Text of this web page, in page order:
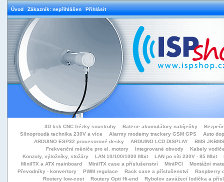
Úvod Zákazník: nepřihlášen Přihlásit
3D tisk CNC frézky soustruhy Baterie akumulátory nabíječky
Silnoproudá technika 230V a více
Alarmy modemy trackery GSM GPS
Auto
ARDUINO ESP32 procesorové desky
ARDUINO LCD DISPLAY
BMS
Frekvenční měniče pro el. motory
Integrované obvody
Kabely
Konzoly, výložníky, stožáry
LAN 10/100/1000 Mbit LAN po síti 230V - 85 Mbit
MiniITX a ATX mainboard
MiniITX case a příslušenství MiniPCI
Montážní
Převodníky - konvertory
PWM regulace Rack case a příslušenství
Raspberry
Routery low-cost
Routery Opti Hi-end
Rybolov zavážecí lodička a přísl